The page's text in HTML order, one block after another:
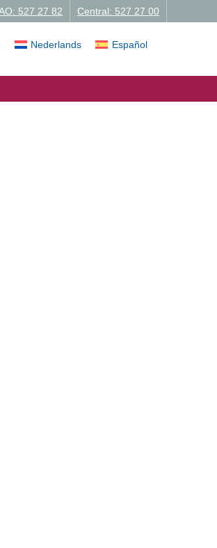
527 27 82 Central: 527 27 00
Nederlands Español